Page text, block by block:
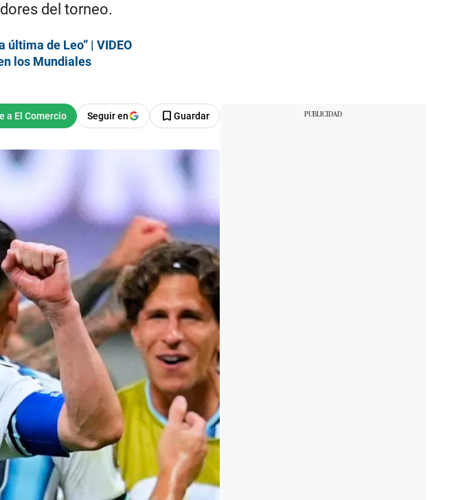
del torneo.
de Leo” | VIDEO
los Mundiales
Seguir en Guardar